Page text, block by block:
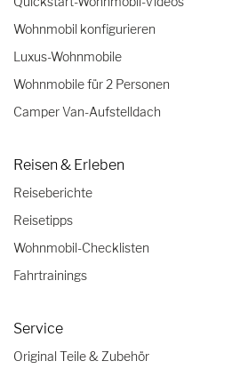
Wohnmobil konfigurieren
Luxus-Wohnmobile
Wohnmobile für 2 Personen
Camper Van-Aufstelldach
Reisen & Erleben
Reiseberichte
Reisetipps
Wohnmobil-Checklisten
Fahrtrainings
Service
Original Teile & Zubehör